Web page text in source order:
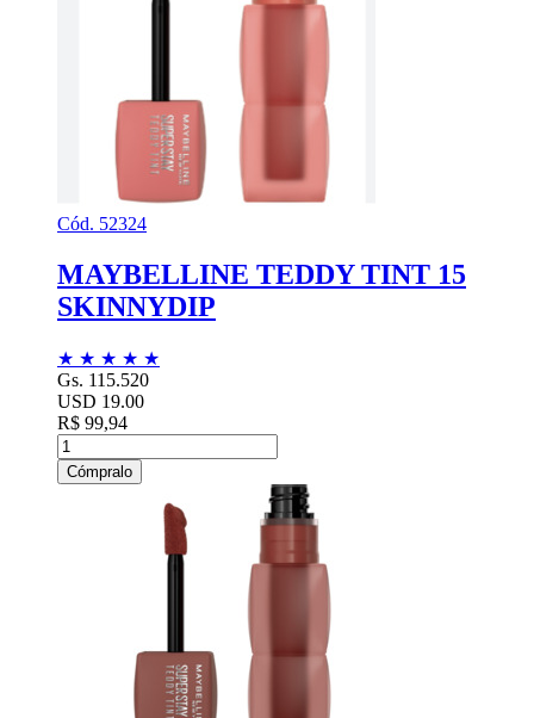
Cód. 52324
MAYBELLINE TEDDY TINT 15
SKINNYDIP
★ ★ ★ ★ ★
Gs. 115.520
USD 19.00
R$ 99,94
Cómpralo